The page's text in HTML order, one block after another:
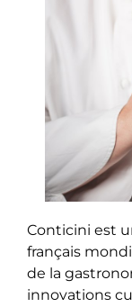
Conticini est
français
de la
innovations